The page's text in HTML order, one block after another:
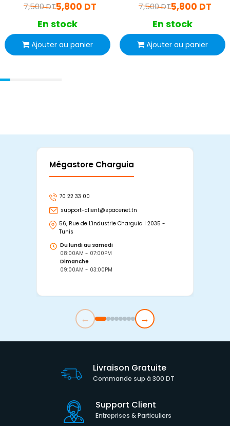
5,800 DT
7,500 DT
En stock
Ajouter au panier
5,800 DT
7,500 DT
En stock
Ajouter au panier
Mégastore Charguia
70 22 33 00
support-client@spacenet.tn
56, Rue de L'industrie Charguia I 2035 -
Tunis
Du lundi au samedi
08:00AM - 07:00PM
Dimanche
09:00AM - 03:00PM
← →
Livraison Gratuite
Commande sup à 300 DT
Support Client
Entreprises & Particuliers